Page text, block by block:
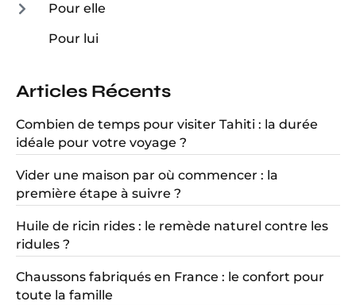
Pour elle
Pour lui
Articles Récents
Combien de temps pour visiter Tahiti : la durée
idéale pour votre voyage ?
Vider une maison par où commencer : la
première étape à suivre ?
Huile de ricin rides : le remède naturel contre les
ridules ?
Chaussons fabriqués en France : le confort pour
toute la famille